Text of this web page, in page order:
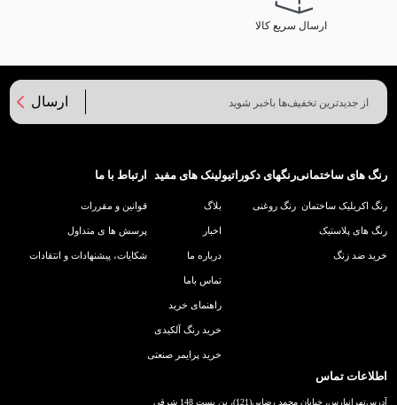
ارسال سریع کالا
ارسال
رنگ های ساختمانی
رنگ اکریلیک ساختمان
رنگ های پلاستیک
خرید ضد زنگ
رنگهای دکوراتیو
رنگ روغنی
لینک های مفید
بلاگ
اخبار
درباره ما
تماس باما
راهنمای خرید
خرید رنگ آلکیدی
خرید پرایمر صنعتی
ارتباط با ما
قوانین و مقررات
پرسش ها ی متداول
شکایات، پیشنهادات و انتقادات
اطلاعات تماس
آدرستهرانپارس، خیابان محمد رضایی(121)، بن بست 148 شرقی